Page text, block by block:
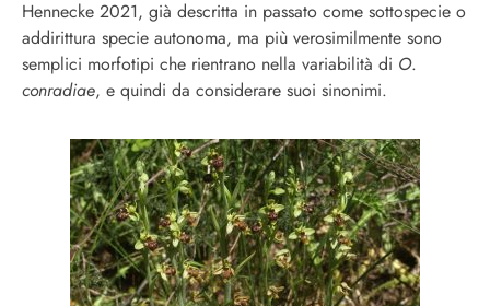
Hennecke 2021, già descritta in passato come sottospecie o
addirittura specie autonoma, ma più verosimilmente sono
semplici morfotipi che rientrano nella variabilità di O.
conradiae, e quindi da considerare suoi sinonimi.